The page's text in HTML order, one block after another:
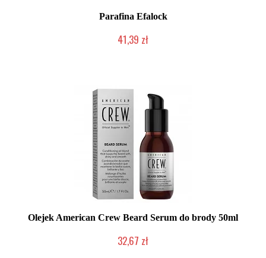
Parafina Efalock
41,39 zł
Olejek American Crew Beard Serum do brody 50ml
32,67 zł